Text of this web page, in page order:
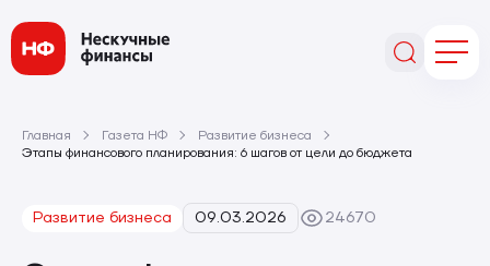
Главная Газета НФ
Развитие бизнеса
Этапы финансового планирования: 6 шагов от цели до бюджета
Развитие бизнеса 09.03.2026 24670